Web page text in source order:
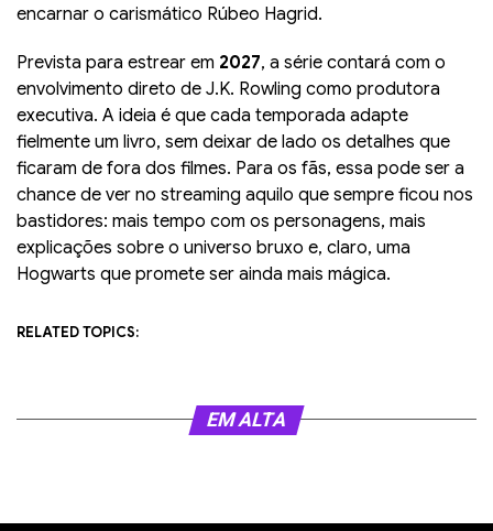
encarnar o carismático Rúbeo Hagrid.
Prevista para estrear em 2027, a série contará com o
envolvimento direto de J.K. Rowling como produtora
executiva. A ideia é que cada temporada adapte
fielmente um livro, sem deixar de lado os detalhes que
ficaram de fora dos filmes. Para os fãs, essa pode ser a
chance de ver no streaming aquilo que sempre ficou nos
bastidores: mais tempo com os personagens, mais
explicações sobre o universo bruxo e, claro, uma
Hogwarts que promete ser ainda mais mágica.
RELATED TOPICS:
EM ALTA